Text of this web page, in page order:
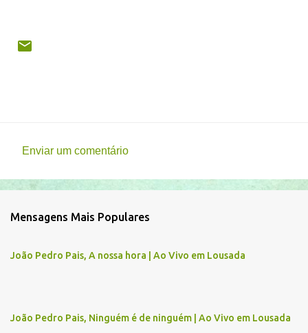
e
t
i
Enviar um comentário
Mensagens Mais Populares
João Pedro Pais, A nossa hora | Ao Vivo em Lousada
João Pedro Pais, Ninguém é de ninguém | Ao Vivo em Lousada